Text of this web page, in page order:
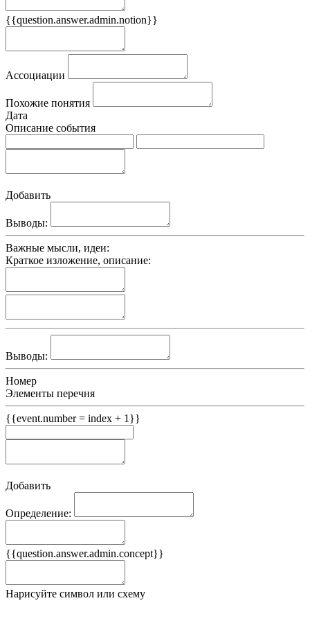
{{question.answer.admin.notion}}
Ассоциации
Похожие понятия
Дата
Описание события
Добавить
Выводы:
Важные мысли, идеи:
Краткое изложение, описание:
Выводы:
Номер
Элементы перечня
{{event.number = index + 1}}
Добавить
Определение:
{{question.answer.admin.concept}}
Нарисуйте символ или схему